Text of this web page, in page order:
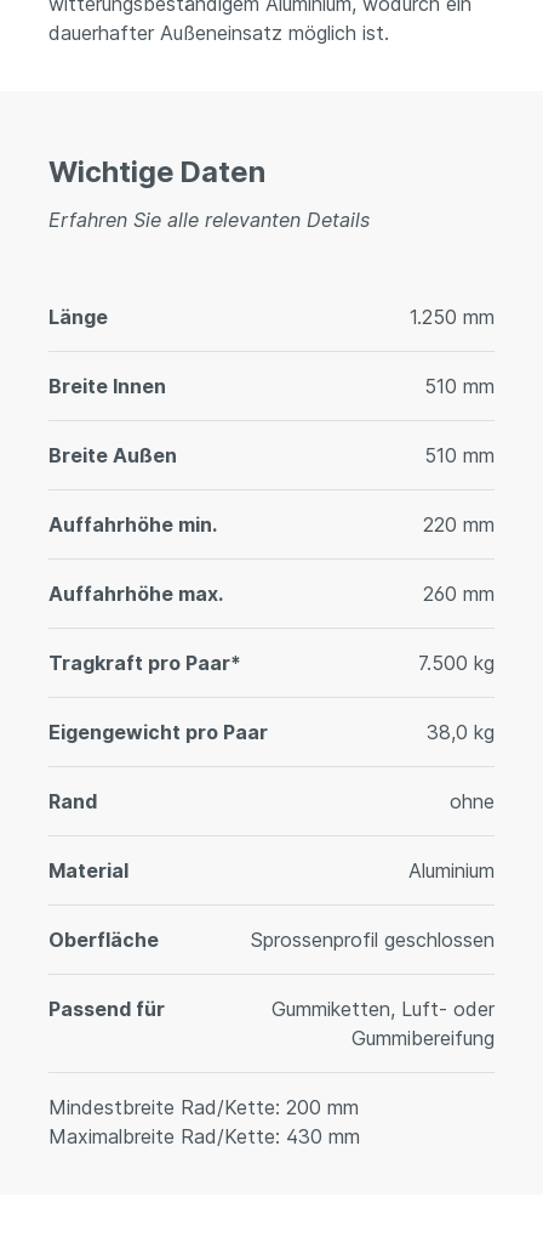
dauerhafter Außeneinsatz möglich ist.
Wichtige Daten
Erfahren Sie alle relevanten Details
Länge 1.250 mm
Breite Innen 510 mm
Breite Außen 510 mm
Auffahrhöhe min. 220 mm
Auffahrhöhe max. 260 mm
Tragkraft pro Paar* 7.500 kg
Eigengewicht pro Paar 38,0 kg
Rand ohne
Material Aluminium
Oberfläche Sprossenprofil geschlossen
Passend für
Gummiketten, Luft- oder
Gummibereifung
Mindestbreite Rad/Kette: 200 mm
Maximalbreite Rad/Kette: 430 mm